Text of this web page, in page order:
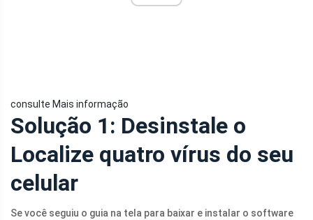
consulte Mais informação
Solução 1: Desinstale o
Localize quatro vírus do seu
celular
Se você seguiu o guia na tela para baixar e instalar o software